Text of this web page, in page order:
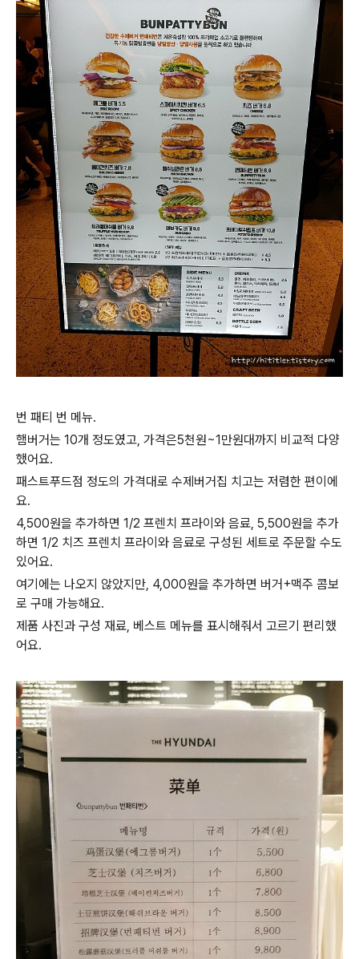
번 패티 번 메뉴.
햄버거는 10개 정도였고, 가격은5천원~1만원대까지 비교적 다양
했어요.
패스트푸드점 정도의 가격대로 수제버거집 치고는 저렴한 편이에
요.
4,500원을 추가하면 1/2 프렌치 프라이와 음료, 5,500원을 추가
하면 1/2 치즈 프렌치 프라이와 음료로 구성된 세트로 주문할 수도
있어요.
여기에는 나오지 않았지만, 4,000원을 추가하면 버거+맥주 콤보
로 구매 가능해요.
제품 사진과 구성 재료, 베스트 메뉴를 표시해줘서 고르기 편리했
어요.